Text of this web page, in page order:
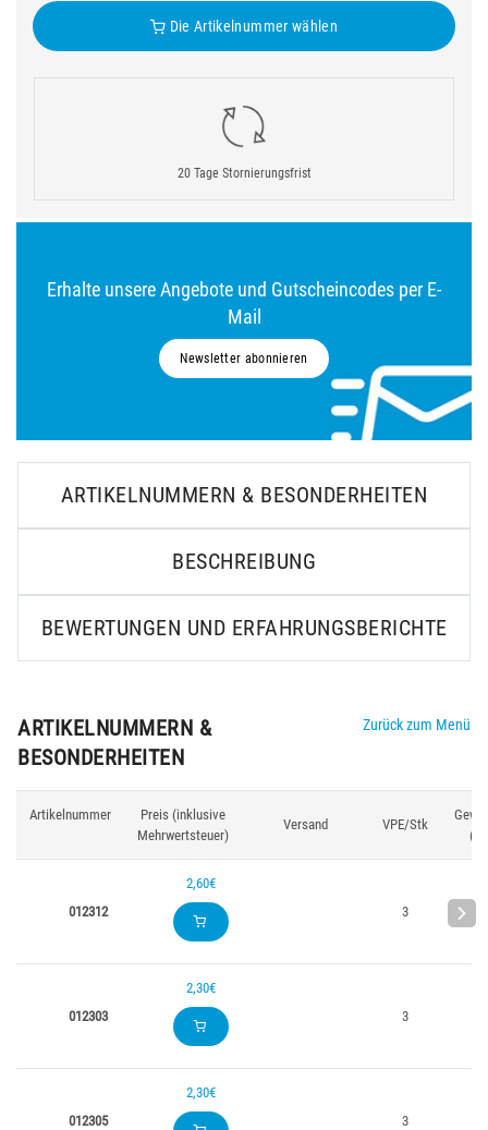
Die Artikelnummer wählen
20 Tage Stornierungsfrist
Erhalte unsere Angebote und Gutscheincodes per E-
Mail
Newsletter abonnieren
ARTIKELNUMMERN & BESONDERHEITEN
BESCHREIBUNG
BEWERTUNGEN UND ERFAHRUNGSBERICHTE
ARTIKELNUMMERN &
BESONDERHEITEN
Zurück zum Menü
Artikelnummer
Preis (inklusive
Mehrwertsteuer)
Versand VPE/Stk
(g)
012312
2,60€
3
012303
2,30€
3
012305
2,30€
3